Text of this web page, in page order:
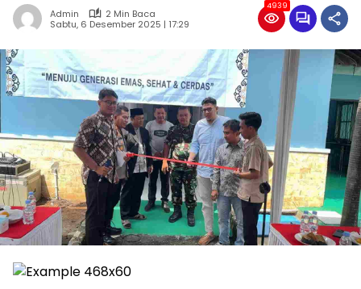
Admin
2 Min Baca
Sabtu, 6 Desember 2025 | 17:29
4939